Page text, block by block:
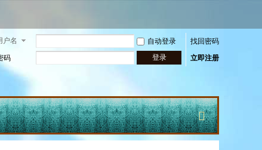
户名 自动登录
找回密码
码
登录 立即注册